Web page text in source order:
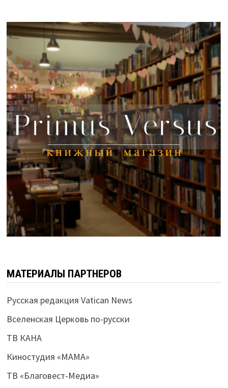
МАТЕРИАЛЫ ПАРТНЕРОВ
Русская редакция Vatican News
Вселенская Церковь по-русски
ТВ КАНА
Киностудия «МАМА»
ТВ «Благовест-Медиа»